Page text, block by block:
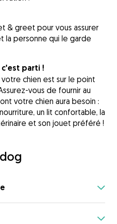
& greet pour vous assurer
la personne qui le garde
parti !
chien est sur le point
vous de fournir au
votre chien aura besoin :
un lit confortable, la
et son jouet préféré !